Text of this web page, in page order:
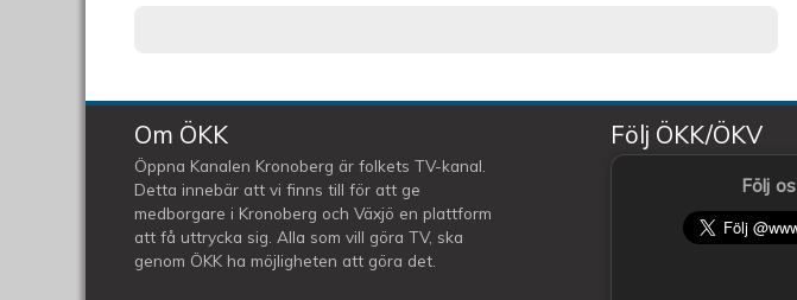
Om ÖKK
Öppna Kanalen Kronoberg är folkets TV-kanal.
Detta innebär att vi finns till för att ge
medborgare i Kronoberg och Växjö en plattform
att få uttrycka sig. Alla som vill göra TV, ska
genom ÖKK ha möjligheten att göra det.
Följ ÖKK/ÖKV
Följ